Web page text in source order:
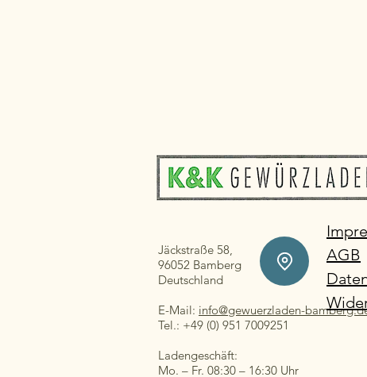
Jäckstraße 58,
96052 Bamberg
Deutschland
E-Mail: info@gewuerzladen-
Tel.: +49 (0) 951 7009251
Ladengeschäft:
Mo. – Fr. 08:30 – 16:30 Uhr
AGB